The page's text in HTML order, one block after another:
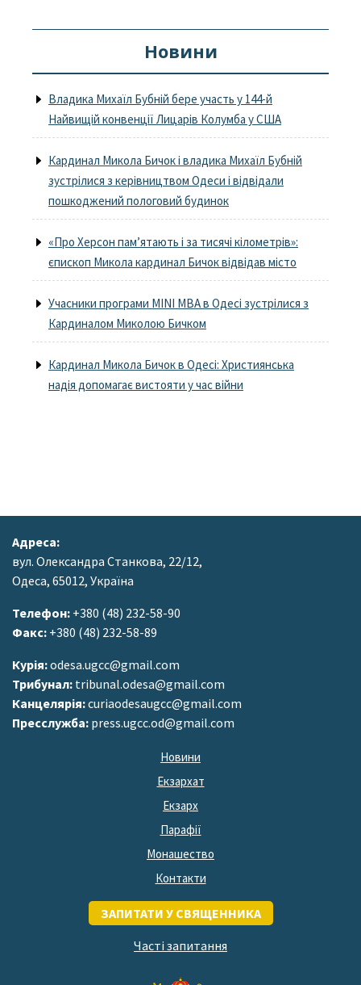
Новини
Владика Михаїл Бубній бере участь у 144-й
Найвищій конвенції Лицарів Колумба у США
Кардинал Микола Бичок і владика Михаїл Бубній
зустрілися з керівництвом Одеси і відвідали
пошкоджений пологовий будинок
«Про Херсон пам’ятають і за тисячі кілометрів»:
єпископ Микола кардинал Бичок відвідав місто
Учасники програми MINI MBA в Одесі зустрілися з
Кардиналом Миколою Бичком
Кардинал Микола Бичок в Одесі: Християнська
надія допомагає вистояти у час війни
Адреса:
вул. Олександра Станкова, 22/12,
Одеса, 65012, Україна
Телефон: +380 (48) 232-58-90
Факс: +380 (48) 232-58-89
Курія:odesa.ugcc@gmail.com
Трибунал: tribunal.odesa@gmail.com
Канцелярія:curiaodesaugcc@gmail.com
Пресслужба: press.ugcc.od@gmail.com
Новини
Екзархат
Екзарх
Парафії
Монашество
Контакти
ЗАПИТАТИ У СВЯЩЕННИКА
Часті запитання